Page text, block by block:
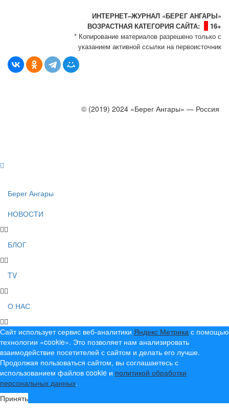
ИНТЕРНЕТ–ЖУРНАЛ «БЕРЕГ АНГАРЫ»
ВОЗРАСТНАЯ КАТЕГОРИЯ САЙТА:
16+
* Копирование материалов разрешено только с
указанием активной ссылки на первоисточник
© (2019) 2024 «Берег Ангары» — Россия
Берег Ангары
НОВОСТИ
БЛОГ
TV
О НАС
Сайт использует сервис веб-аналитики Яндекс Метрика с помощью
технологии «cookie». Это позволяет нам анализировать
взаимодействие посетителей с сайтом и делать его лучше.
Продолжая пользоваться сайтом, вы соглашаетесь с
использованием файлов cookie и политикой обработки
персональных данных.
Принять